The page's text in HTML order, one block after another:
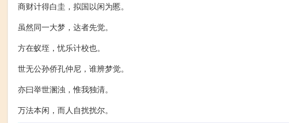
商财计得白圭，拟国以闲为慝。
虽然同一大梦，达者先觉。
方在蚁垤，忧乐计校也。
世无公孙侨孔仲尼，谁辨梦觉。
亦曰举世溷浊，惟我独清。
万法本闲，而人自扰扰尔。